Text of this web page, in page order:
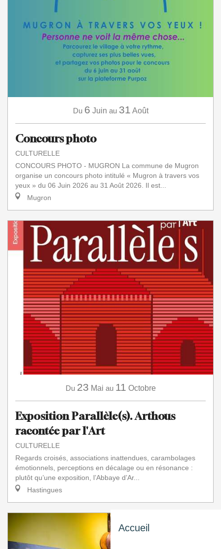
Accueil
Du 6 Juin au 31 Août
Concours photo
CULTURELLE
CONCOURS PHOTO - MUGRON La commune de Mugron
organise un concours photo intitulé « Mugron à travers vos
yeux » du 06 Juin 2026 au 31 Août 2026. Il est...
Mugron
Du 23 Mai au 11 Octobre
Exposition Parallèle(s). Arthous
racontée par l'Art
CULTURELLE
Regards croisés, associations inattendues, carambolages
émotionnels, perceptions en décalage ou en résonance :
plutôt qu’une exposition, l’Abbaye d’Ar...
Hastingues